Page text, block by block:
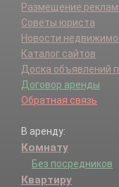
Размещение
Советы юриста
Новости
Каталог сайтов
Доска объявлений
Договор аренды
Обратная связь
В аренду:
Комнату
Без посредников
Квартиру